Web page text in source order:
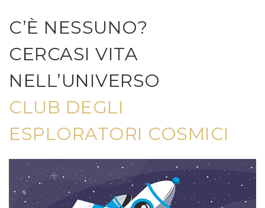
C’È NESSUNO?
CERCASI VITA
NELL’UNIVERSO
CLUB DEGLI
ESPLORATORI COSMICI